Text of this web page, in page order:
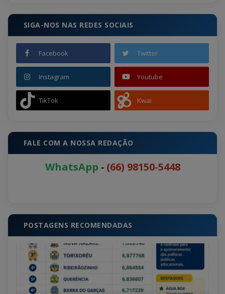
SIGA-NOS NAS REDES SOCIAIS
Facebook Twitter
Instagram Youtube
TikTok Kwai
FALE COM A NOSSA REDAÇÃO
WhatsApp - (66) 98150-5448
POSTAGENS RECOMENDADAS